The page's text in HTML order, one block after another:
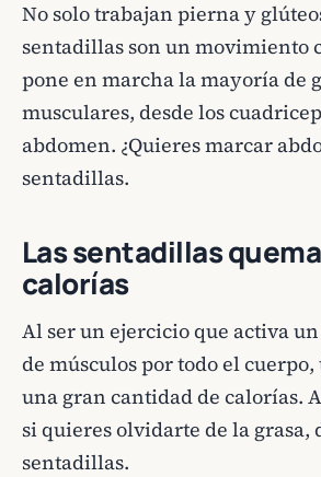
No solo trabajan pierna y
sentadillas son un movimiento
pone en marcha la mayoría de
musculares, desde los
abdomen. ¿Quieres marcar
sentadillas.
Las sentadillas
calorías
Al ser un ejercicio que activa
de músculos por todo el
una gran cantidad de calorías.
si quieres olvidarte de la grasa,
sentadillas.